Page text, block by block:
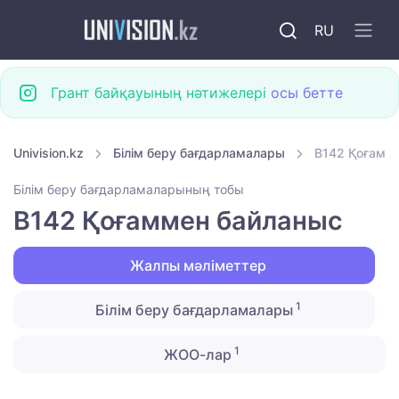
RU
Грант байқауының нәтижелері осы бетте
Univision.kz Білім беру бағдарламалары B142
Білім беру бағдарламаларының тобы
B142 Қоғаммен байланыс
Жалпы мәліметтер
Білім беру бағдарламалары1
ЖОО-лар 1